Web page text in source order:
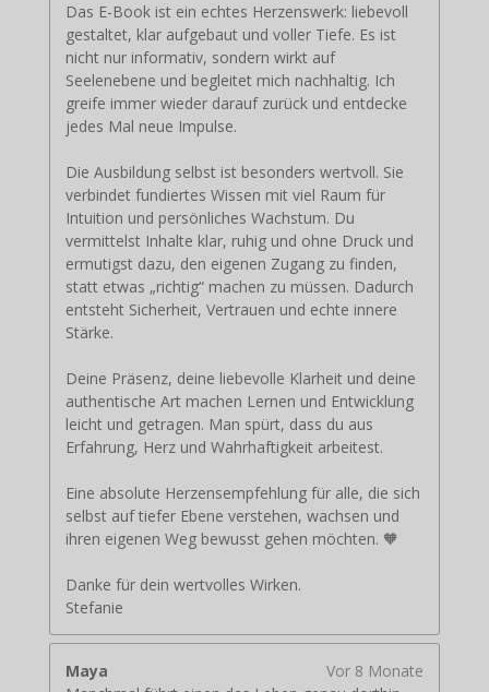
Das E-Book ist ein echtes Herzenswerk: liebevoll
gestaltet, klar aufgebaut und voller Tiefe. Es ist
nicht nur informativ, sondern wirkt auf
Seelenebene und begleitet mich nachhaltig. Ich
greife immer wieder darauf zurück und entdecke
jedes Mal neue Impulse.
Die Ausbildung selbst ist besonders wertvoll. Sie
verbindet fundiertes Wissen mit viel Raum für
Intuition und persönliches Wachstum. Du
vermittelst Inhalte klar, ruhig und ohne Druck und
ermutigst dazu, den eigenen Zugang zu finden,
statt etwas „richtig“ machen zu müssen. Dadurch
entsteht Sicherheit, Vertrauen und echte innere
Stärke.
Deine Präsenz, deine liebevolle Klarheit und deine
authentische Art machen Lernen und Entwicklung
leicht und getragen. Man spürt, dass du aus
Erfahrung, Herz und Wahrhaftigkeit arbeitest.
Eine absolute Herzensempfehlung für alle, die sich
selbst auf tiefer Ebene verstehen, wachsen und
ihren eigenen Weg bewusst gehen möchten. 🧡
Danke für dein wertvolles Wirken.
Stefanie
Maya
Vor 8 Monate